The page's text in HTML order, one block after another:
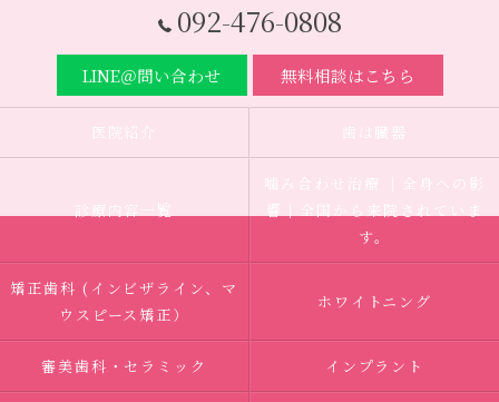
092-476-0808
LINE＠問い合わせ 無料相談はこちら
医院紹介 歯は臓器
診療内容一覧
噛み合わせ治療 ｜全身への影
響｜全国から来院されていま
す。
矯正歯科 (インビザライン、マ
ウスピース矯正）
ホワイトニング
審美歯科・セラミック インプラント